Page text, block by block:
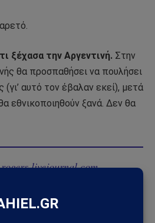
ξέχασα την Αργεντινή. Στην
θα προσπαθήσει να πουλήσει
αυτό τον έβαλαν εκεί), μετά
εθνικοποιηθούν ξανά. Δεν θα